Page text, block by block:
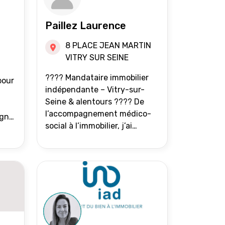
Paillez Laurence
8 PLACE JEAN MARTIN
VITRY SUR SEINE
???? Mandataire immobilier
indépendante – Vitry-sur-
Seine & alentours ???? De
l’accompagnement médico-
social à l’immobilier, j’ai
gens à avancer sereinement.
Aujourd’hui, j’accompagne
mes clients avec franchise,
écoute et énergie pour
vendre ou acheter leur bien
immobilier. ???? 300 familles
accompagnées en 8 ans, 90 %